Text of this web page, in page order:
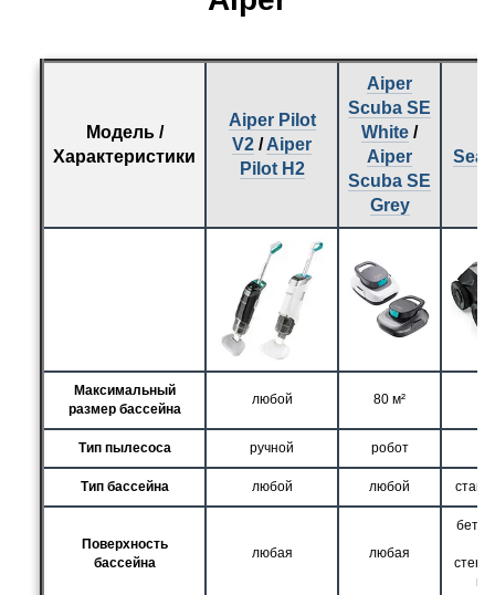
Модель /
Характеристики
Aiper Pilot
V2 /Aiper
Pilot H2
Aiper
Scuba SE
White /
Aiper
Scuba SE
Grey
Максимальный
размер бассейна
любой 80 м²
Тип пылесоса ручной робот
Тип бассейна любой любой
Поверхность
бассейна
любая любая